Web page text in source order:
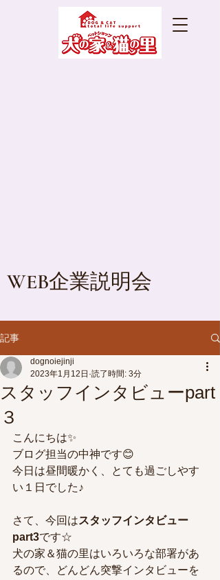
WEB企業説明会
記事
スタッフインタビューpart
３
dognoiejinji
2023年1月12日 読了時間: 3分
こんにちは✨
ブログ担当の中神です😊
今日は昼間暖かく、とても過ごしやす
い１日でした♪
さて、今回はスタッフインタビュー
part3です☆
犬の家＆猫の里はいろいろな部署があ
るので、どんどん突撃インタビューを